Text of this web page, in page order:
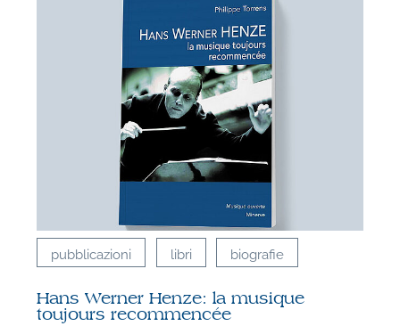
pubblicazioni libri biografie
Hans Werner Henze: la musique
toujours recommencée